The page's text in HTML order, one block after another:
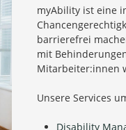
myAbility ist eine
barrierefrei
mit
Mitarbeiter:innen
Unsere Services
Disability